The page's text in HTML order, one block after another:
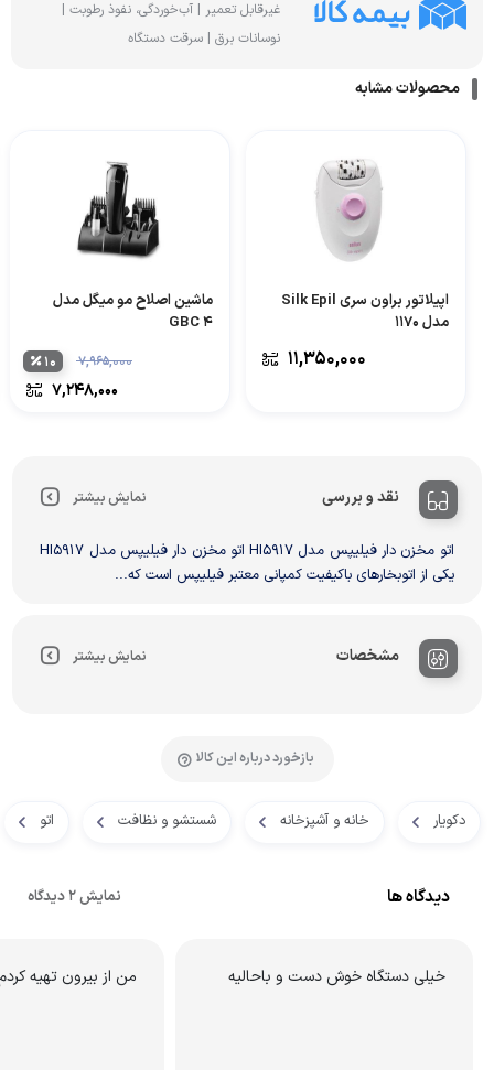
غیرقابل تعمیر | آب‌خوردگی، نفوذ رطوبت |
نوسانات برق | سرقت دستگاه
محصولات مشابه
اپیلاتور براون سری Silk Epil
مدل 1170
۱۱,۳۵۰,۰۰۰
ماشین اصلاح مو میگل مدل
GBC 4
۷,۹۶۵,۰۰۰
۷,۲۴۸,۰۰۰
۱۰
نقد و بررسی نمایش بیشتر
اتو مخزن دار فیلیپس مدل HI5917 اتو مخزن دار فیلیپس مدل HI5917
یکی از اتوبخارهای باکیفیت کمپانی معتبر فیلیپس است که...
مشخصات نمایش بیشتر
بازخورد درباره این کالا
دکویار خانه و آشپزخانه شستشو و نظافت اتو
دیدگاه ها نمایش 2 دیدگاه
خیلی دستگاه خوش دست و باحالیه من از بیرون تهیه